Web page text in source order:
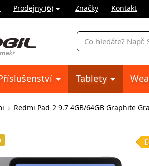
Prodejny (6) Značky Kontakt
Vyhledávání
Tablety
Redmi Pad 2 9.7 4GB/64GB Graphite